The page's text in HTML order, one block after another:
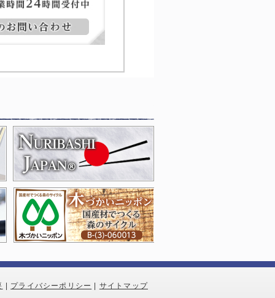
| プライバシーポリシー | サイトマップ